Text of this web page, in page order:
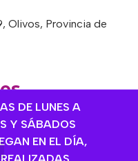
DE LUNES A
Y SÁBADOS
EN EL DÍA,
Olivos, Provincia de
de Buenos Aires